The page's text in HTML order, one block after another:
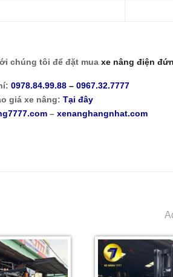
chúng tôi để đặt mua xe nâng điện
0978.84.99.88 – 0967.32.7777
giá xe nâng: Tại đây
– xenanghangnhat.com